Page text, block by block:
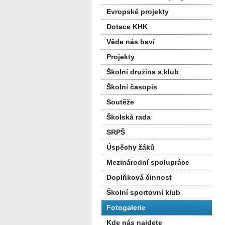
Evropské projekty
Dotace KHK
Věda nás baví
Projekty
Školní družina a klub
Školní časopis
Soutěže
Školská rada
SRPŠ
Úspěchy žáků
Mezinárodní spolupráce
Doplňková činnost
Školní sportovní klub
Fotogalerie
Kde nás najdete